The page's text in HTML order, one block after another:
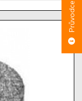
Průvodce